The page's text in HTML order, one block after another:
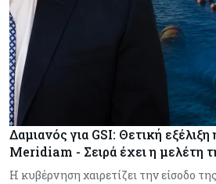
Δαμιανός για GSI: Θετική εξέλιξη
Meridiam - Σειρά έχει η μελέτη
Η κυβέρνηση χαιρετίζει την είσοδο